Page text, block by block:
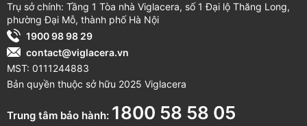
Trụ sở chính: Tầng 1 Tòa nhà Viglacera, số 1 Đại lộ Thăng Long,
phường Đại Mỗ, thành phố Hà Nội
1900 98 98 29
contact@viglacera.vn
MST: 0111244883
Bản quyền thuộc sở hữu 2025 Viglacera
Trung tâm bảo hành: 1800 58 58 05